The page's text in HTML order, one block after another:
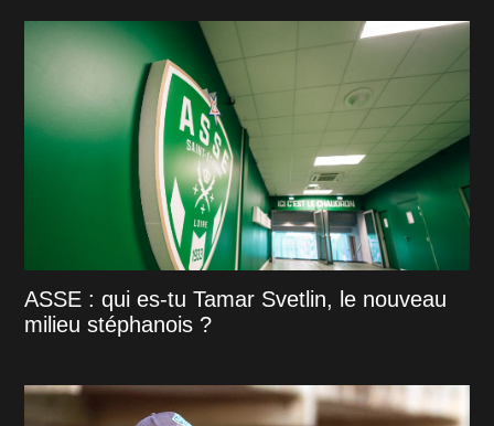
ASSE : qui es-tu Tamar Svetlin, le nouveau
milieu stéphanois ?